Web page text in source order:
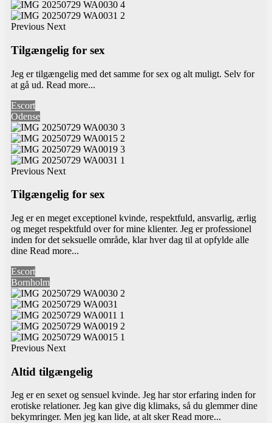
Previous Next
Tilgængelig for sex
Jeg er tilgængelig med det samme for sex og alt muligt. Selv for
at gå ud. Read more...
Escort
Odense
Previous Next
Tilgængelig for sex
Jeg er en meget exceptionel kvinde, respektfuld, ansvarlig, ærlig
og meget respektfuld over for mine klienter. Jeg er professionel
inden for det seksuelle område, klar hver dag til at opfylde alle
dine Read more...
Escort
Bornholm
Previous Next
Altid tilgængelig
Jeg er en sexet og sensuel kvinde. Jeg har stor erfaring inden for
erotiske relationer. Jeg kan give dig klimaks, så du glemmer dine
bekymringer. Men jeg kan lide, at alt skerRead more...